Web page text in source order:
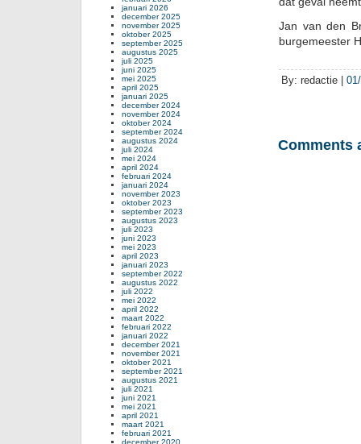
Jan van den
burgemeester
By: redactie |
Comments
januari 2026
december 2025
november 2025
oktober 2025
september 2025
augustus 2025
juli 2025
juni 2025
mei 2025
april 2025
januari 2025
december 2024
november 2024
oktober 2024
september 2024
augustus 2024
juli 2024
mei 2024
april 2024
februari 2024
januari 2024
november 2023
oktober 2023
september 2023
augustus 2023
juli 2023
juni 2023
mei 2023
april 2023
januari 2023
september 2022
augustus 2022
juli 2022
mei 2022
april 2022
maart 2022
februari 2022
januari 2022
december 2021
november 2021
oktober 2021
september 2021
augustus 2021
juli 2021
juni 2021
mei 2021
april 2021
maart 2021
februari 2021
december 2020